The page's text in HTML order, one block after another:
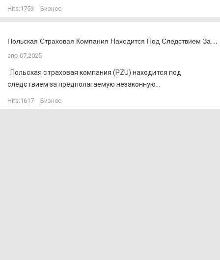
Hits:1753 Бизнес
Польская Страховая Компания Находится Под Следствием За…
апр 07,2025
Польская страховая компания (PZU) находится под
следствием за предполагаемую незаконную...
Hits:1617 Бизнес